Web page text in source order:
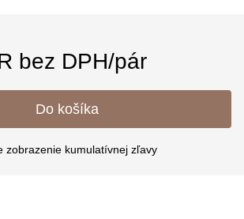
bez DPH/pár
Do košíka
zobrazenie kumulatívnej zľavy